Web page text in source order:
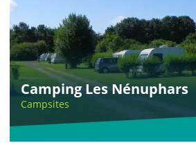
Camping Les Nénuphars
Campsites